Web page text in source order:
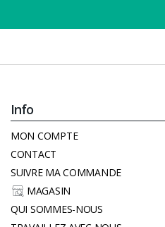
Info
MON COMPTE
CONTACT
SUIVRE MA COMMANDE
MAGASIN
QUI SOMMES-NOUS